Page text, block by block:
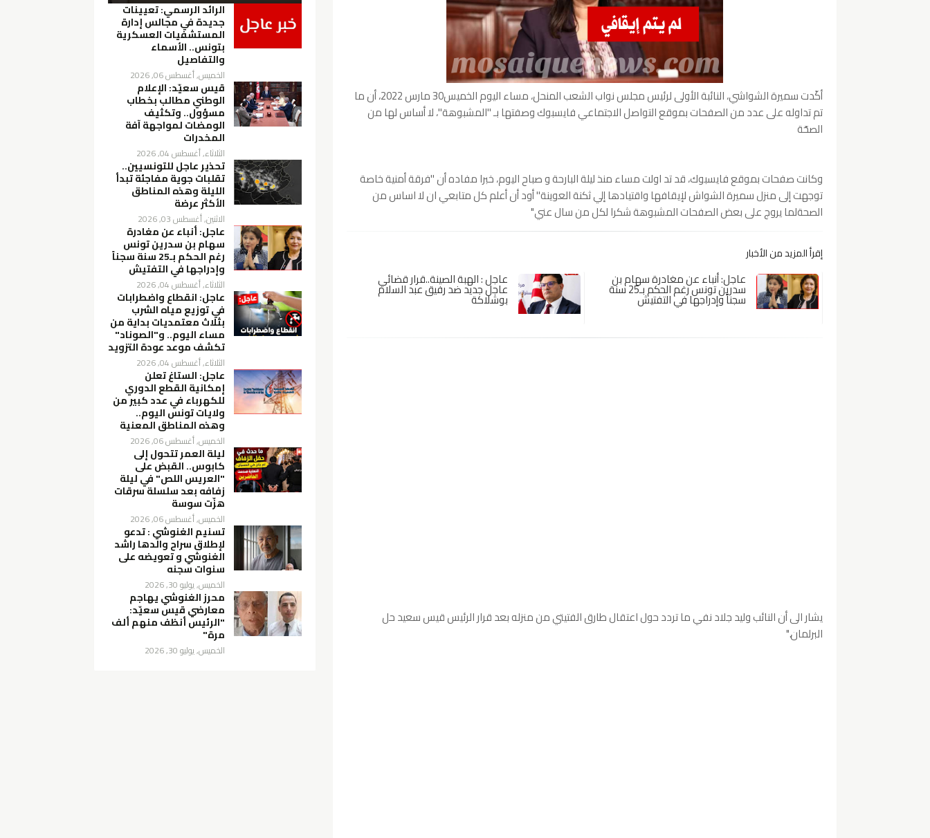
أكّدت سميرة الشواشي، النائبة الأولى لرئيس مجلس نواب الشعب المنحل، مساء اليوم الخميس30 مارس 2022، أن ما
تم تداوله على عدد من الصفحات بموقع التواصل الاجتماعي فايسبوك وصفتها بـ ''المشبوهة''، لا أساس لها من
الصحّة
وكانت صفحات بموقع فايسبوك، قد تد اولت مساء منذ ليلة البارحة و صباح اليوم، خبرا مفاده أن ''فرقة أمنية خاصة
توجهت إلى منزل سميرة الشواش لإيقافها واقتيادها إلي ثكنة العوينة'' أود أن أعلم كل متابعي ان لا اساس من
الصحةلما يروج على بعض الصفحات المشبوهة شكرا لكل من سال عني"
إقرأ المزيد من الأخبار
عاجل: أنباء عن مغادرة سهام بن
سدرين تونس رغم الحكم بـ25 سنة
سجناً وإدراجها في التفتيش
عاجل : الهبة الصينة..قرار قضائي
عاجل جديد ضد رفيق عبد السلام
بوشلاكة
يشار الى أن النائب وليد جلاد نفي ما تردد حول اعتقال طارق الفتيتي من منزله بعد قرار الرئيس قیس سعید حل
البرلمان."
الرائد الرسمي: تعيينات
جديدة في مجالس إدارة
المستشفيات العسكرية
بتونس.. الأسماء
والتفاصيل
الخميس, أغسطس 06, 2026
قيس سعيّد: الإعلام
الوطني مطالب بخطاب
مسؤول.. وتكثيف
الومضات لمواجهة آفة
المخدرات
الثلاثاء, أغسطس 04, 2026
تحذير عاجل للتونسيين..
تقلبات جوية مفاجئة تبدأ
الليلة وهذه المناطق
الأكثر عرضة
الاثنين, أغسطس 03, 2026
عاجل: أنباء عن مغادرة
سهام بن سدرين تونس
رغم الحكم بـ25 سنة سجناً
وإدراجها في التفتيش
الثلاثاء, أغسطس 04, 2026
عاجل: انقطاع واضطرابات
في توزيع مياه الشرب
بثلاث معتمديات بداية من
مساء اليوم.. و"الصوناد"
تكشف موعد عودة التزويد
الثلاثاء, أغسطس 04, 2026
عاجل: الستاغ تعلن
إمكانية القطع الدوري
للكهرباء في عدد كبير من
ولايات تونس اليوم..
وهذه المناطق المعنية
الخميس, أغسطس 06, 2026
ليلة العمر تتحول إلى
كابوس.. القبض على
"العريس اللص" في ليلة
زفافه بعد سلسلة سرقات
هزّت سوسة
الخميس, أغسطس 06, 2026
تسنيم الغنوشي : تدعو
لإطلاق سراح والدها راشد
الغنوشي و تعويضه على
سنوات سجنه
الخميس, يوليو 30, 2026
محرز الغنوشي يهاجم
معارضي قيس سعيّد:
"الرئيس أنظف منهم ألف
مرة"
الخميس, يوليو 30, 2026